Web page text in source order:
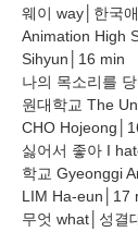
웨이 way│한국
Animation High
Sihyun│16 min
나의 목소리를
원대학교 The
CHO
싫어서 좋아 I
학교 Gyeonggi
LIM Ha-eun│17
무엇 what│성결